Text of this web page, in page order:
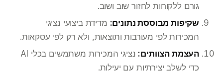
גורם ללקוחות לחזור שוב ושוב.
שקיפות מבוססת נתונים: מדידת ביצועי נציגי
המכירות לפי מעורבות ותוצאות, ולא רק לפי עסקאות.
העצמת הצוותים:
נציגי המכירות משתמשים בכלי AI
כדי לשלב יצירתיות עם יעילות.